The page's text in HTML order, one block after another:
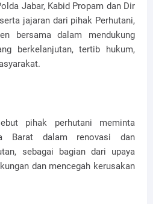
Jabar, Kabid Propam dan Dir
jajaran dari pihak Perhutani,
bersama dalam mendukung
berkelanjutan, tertib hukum,
pihak perhutani meminta
Barat dalam renovasi dan
sebagai bagian dari upaya
dan mencegah kerusakan